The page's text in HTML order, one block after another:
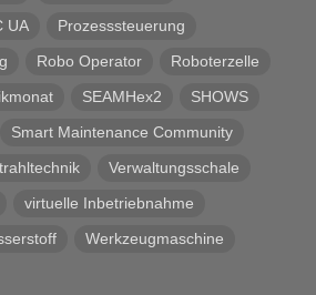
UA
Prozesssteuerung
Robo Operator
Roboterzelle
SEAMHex2
SHOWS
Smart Maintenance Community
Verwaltungsschale
virtuelle Inbetriebnahme
Werkzeugmaschine